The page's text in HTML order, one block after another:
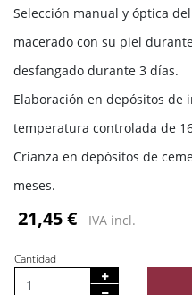
Selección manual y óptica
macerado con su piel
desfangado durante 3 días.
Elaboración en depósitos de
temperatura controlada de
Crianza en depósitos de
meses.
21,45 € IVA incl.
Cantidad